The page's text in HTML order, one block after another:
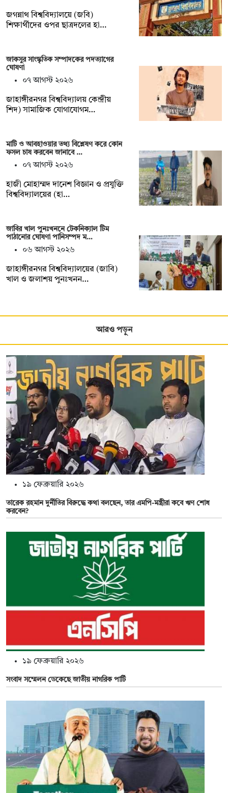
জগন্নাথ বিশ্ববিদ্যালয়ে (জবি)
শিক্ষার্থীদের ওপর ছাত্রদলের হা…
জাকসুর সাংস্কৃতিক সম্পাদকের পদত্যাগের
ঘোষণা
০৭ আগস্ট ২০২৬
‎জাহাঙ্গীরনগর বিশ্ববিদ্যালয় কেন্দ্রীয়
শিদ) সামাজিক যোগাযোগম…
মাটি ও আবহাওয়ার তথ্য বিশ্লেষণ করে কোন
ফসল চাষ করবেন জানাবে …
০৭ আগস্ট ২০২৬
হাজী মোহাম্মদ দানেশ বিজ্ঞান ও প্রযুক্তি
বিশ্ববিদ্যালয়ের (হা…
জাবির খাল পুনঃখননে টেকনিক্যাল টিম
পাঠানোর ঘোষণা পানিসম্পদ ম…
০৬ আগস্ট ২০২৬
‎‎জাহাঙ্গীরনগর বিশ্ববিদ্যালয়ের (জাবি)
খাল ও জলাশয় পুনঃখনন…
আরও পড়ুন
১৯ ফেব্রুয়ারি ২০২৬
তারেক রহমান দুর্নীতির বিরুদ্ধে কথা বলছেন, তার এমপি-মন্ত্রীরা কবে ঋণ শোধ
করবেন?
১৯ ফেব্রুয়ারি ২০২৬
সংবাদ সম্মেলন ডেকেছে জাতীয় নাগরিক পার্টি